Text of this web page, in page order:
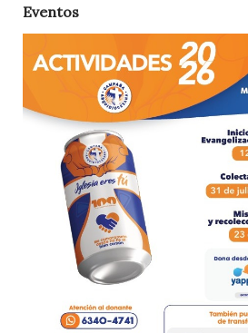
Eventos